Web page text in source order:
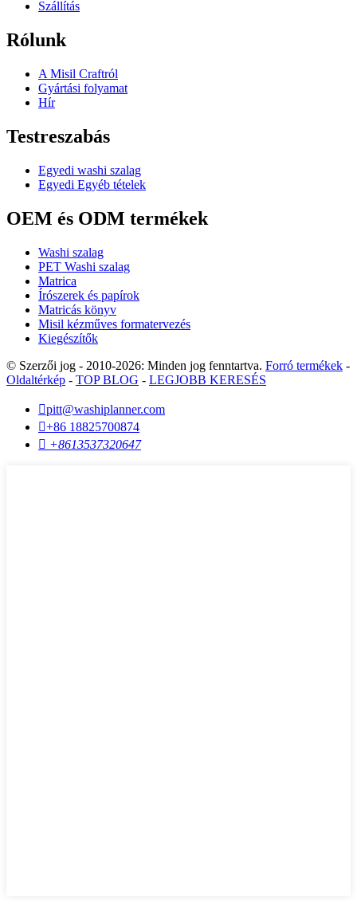
Szállítás
Rólunk
A Misil Craftról
Gyártási folyamat
Hír
Testreszabás
Egyedi washi szalag
Egyedi Egyéb tételek
OEM és ODM termékek
Washi szalag
PET Washi szalag
Matrica
Írószerek és papírok
Matricás könyv
Misil kézműves formatervezés
Kiegészítők
© Szerzői jog - 2010-2026: Minden jog fenntartva. Forró termékek -
Oldaltérkép - TOP BLOG - LEGJOBB KERESÉS
pitt@washiplanner.com
+86 18825700874
 +8613537320647